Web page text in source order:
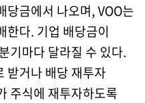
당금에서 나오며, VOO는
한다. 기업 배당금이
기마다 달라질 수 있다.
받거나 배당 재투자
주식에 재투자하도록